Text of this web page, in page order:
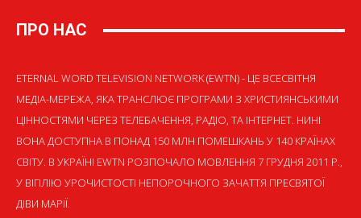
ПРО НАС
ETERNAL WORD TELEVISION NETWORK (EWTN) - ЦЕ ВСЕСВІТНЯ
МЕДІА-МЕРЕЖА, ЯКА ТРАНСЛЮЄ ПРОГРАМИ З ХРИСТИЯНСЬКИМИ
ЦІННОСТЯМИ ЧЕРЕЗ ТЕЛЕБАЧЕННЯ, РАДІО, ТА ІНТЕРНЕТ. НИНІ
ВОНА ДОСТУПНА В ПОНАД 150 МЛН ПОМЕШКАНЬ У 140 КРАЇНАХ
СВІТУ. В УКРАЇНІ EWTN РОЗПОЧАЛО МОВЛЕННЯ 7 ГРУДНЯ 2011 Р.,
У ВІГІЛІЮ УРОЧИСТОСТІ НЕПОРОЧНОГО ЗАЧАТТЯ ПРЕСВЯТОЇ
ДІВИ МАРІЇ.